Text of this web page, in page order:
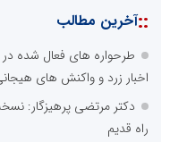
::آخرین مطالب
طرحواره های فعال شده
اخبار زرد و واکنش های
دکتر مرتضی پرهیزگار:
راه قدیم